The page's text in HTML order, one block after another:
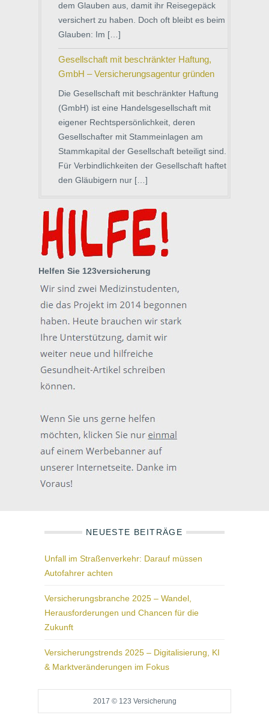
dem Glauben aus, damit ihr Reisegepäck
versichert zu haben. Doch oft bleibt es beim
Glauben: Im […]
Gesellschaft mit beschränkter Haftung,
GmbH – Versicherungsagentur gründen
Die Gesellschaft mit beschränkter Haftung
(GmbH) ist eine Handelsgesellschaft mit
eigener Rechtspersönlichkeit, deren
Gesellschafter mit Stammeinlagen am
Stammkapital der Gesellschaft beteiligt sind.
Für Verbindlichkeiten der Gesellschaft haftet
den Gläubigern nur […]
Helfen Sie 123versicherung
NEUESTE BEITRÄGE
Unfall im Straßenverkehr: Darauf müssen
Autofahrer achten
Versicherungsbranche 2025 – Wandel,
Herausforderungen und Chancen für die
Zukunft
Versicherungstrends 2025 – Digitalisierung, KI
& Marktveränderungen im Fokus
2017 © 123 Versicherung